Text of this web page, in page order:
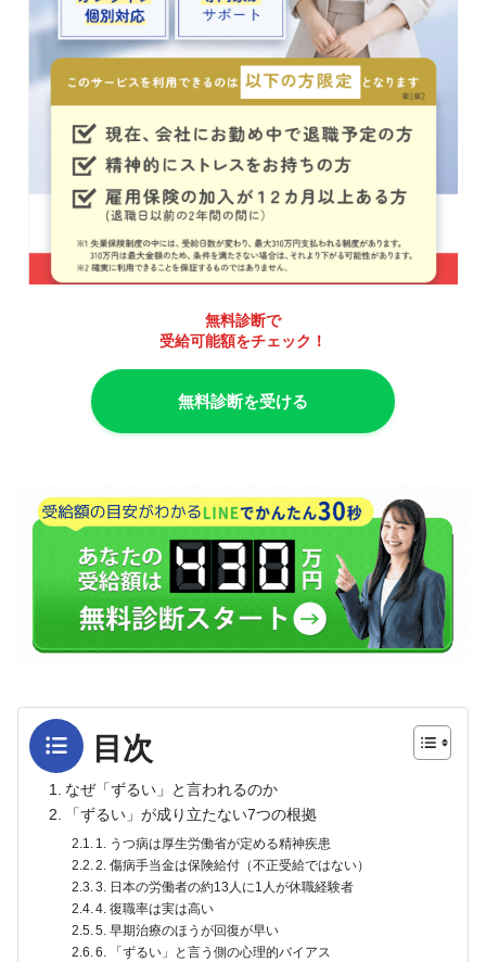
無料診断で
受給可能額をチェック！
無料診断を受ける
目次
なぜ「ずるい」と言われるのか
「ずるい」が成り立たない7つの根拠
1. うつ病は厚生労働省が定める精神疾患
2. 傷病手当金は保険給付（不正受給ではない）
3. 日本の労働者の約13人に1人が休職経験者
4. 復職率は実は高い
5. 早期治療のほうが回復が早い
6. 「ずるい」と言う側の心理的バイアス